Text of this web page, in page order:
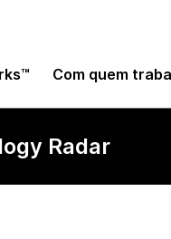
Com quem
Radar